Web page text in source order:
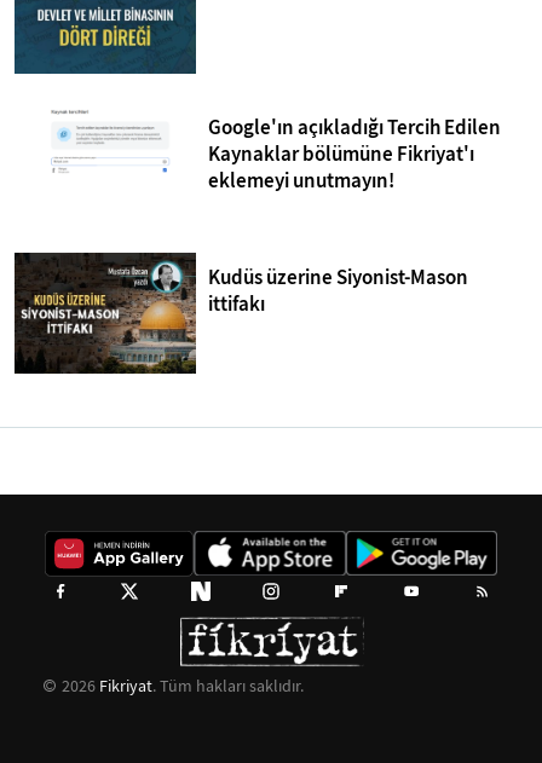
Google'ın açıkladığı Tercih Edilen
Kaynaklar bölümüne Fikriyat'ı
eklemeyi unutmayın!
Kudüs üzerine Siyonist-Mason
ittifakı
2026 Fikriyat. Tüm hakları saklıdır.